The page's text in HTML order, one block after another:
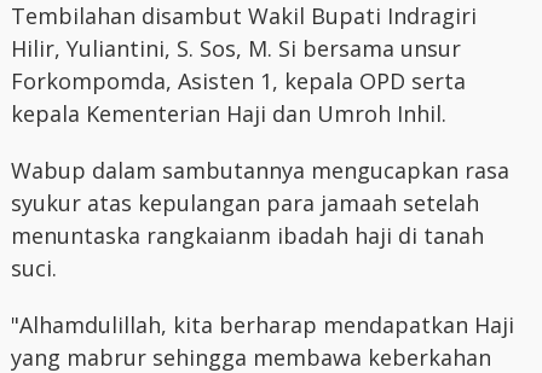
Tembilahan disambut Wakil Bupati Indragiri
Hilir, Yuliantini, S. Sos, M. Si bersama unsur
Forkompomda, Asisten 1, kepala OPD serta
kepala Kementerian Haji dan Umroh Inhil.
Wabup dalam sambutannya mengucapkan rasa
syukur atas kepulangan para jamaah setelah
menuntaska rangkaianm ibadah haji di tanah
suci.
"Alhamdulillah, kita berharap mendapatkan Haji
yang mabrur sehingga membawa keberkahan